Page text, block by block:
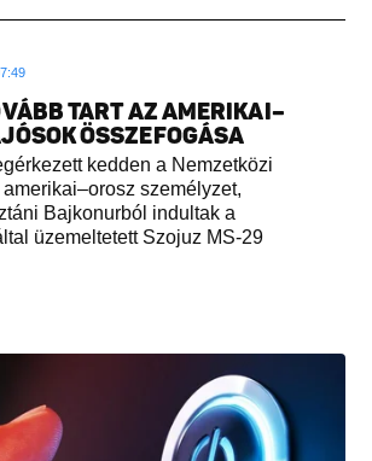
TART AZ AMERIKAI–
ÖSSZEFOGÁSA
kedden a Nemzetközi
személyzet,
Bajkonurból indultak a
üzemeltetett Szojuz MS-29